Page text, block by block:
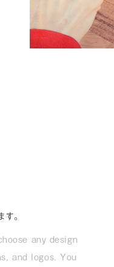
。
any design
and logos. You